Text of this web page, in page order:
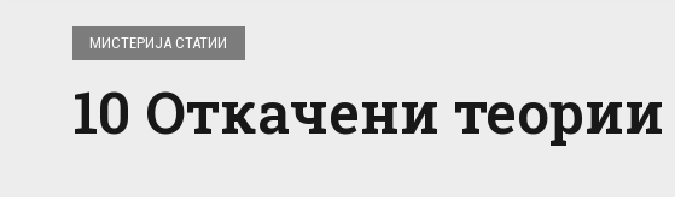
МИСТЕРИЈА СТАТИИ
10 Откачени теории